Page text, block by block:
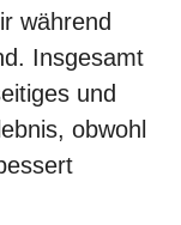
während
Insgesamt
und
obwohl